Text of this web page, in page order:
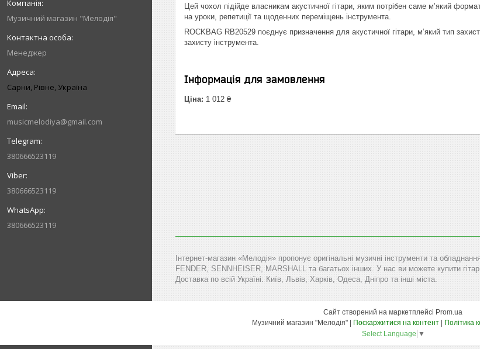
Музичний магазин "Мелодія"
Менеджер
Сарни, Рівне, Україна
musicmelodiya@gmail.com
380666523119
380666523119
380666523119
Цей чохол підійде власникам акустичної гітари, яким потрібен саме м’який
на уроки, репетиції та щоденних переміщень інструмента.
ROCKBAG RB20529 поєднує призначення для акустичної гітари, м’який тип
захисту інструмента.
Інформація для замовлення
Ціна: 1 012 ₴
Інтернет-магазин «Мелодія» пропонує оригінальні музичні інструменти та
FENDER, SENNHEISER, MARSHALL та багатьох інших. У нас ви можете купити
Доставка по всій Україні: Київ, Львів, Харків, Одеса, Дніпро та інші міста.
Сайт створений на маркетплейсі Prom.ua
Поскаржитися на контент
Політика
Select Language ▼